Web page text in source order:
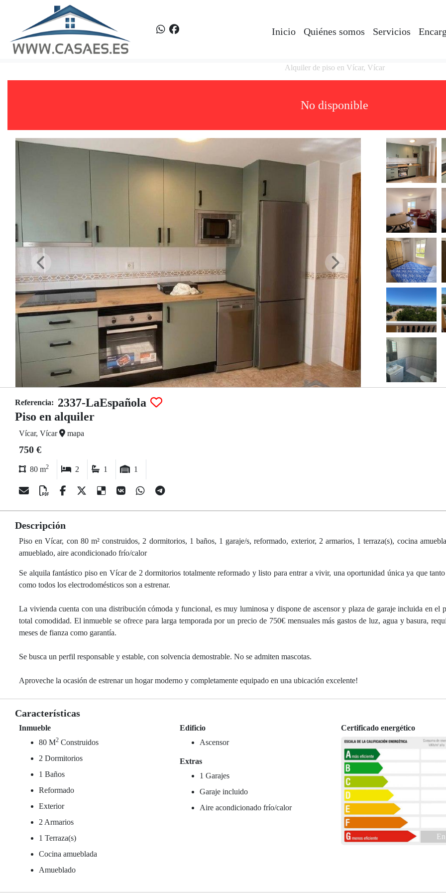
Inicio Quiénes somos Servicios
Alquiler de piso en Vícar, Vícar
No disponible
Referencia: 2337-LaEspañola
Piso en alquiler
Vícar, Vícar mapa
750 €
80 m2 2 1 1
Descripción
Piso en Vícar, con 80 m² construidos, 2 dormitorios, 1 baños, 1 garaje/s, reformado, exterior, 2 armarios, 1 terraza(s), cocina
amueblado, aire acondicionado frío/calor
Se alquila fantástico piso en Vícar de 2 dormitorios totalmente reformado y listo para entrar a vivir, una oportunidad única ya que
como todos los electrodomésticos son a estrenar.
La vivienda cuenta con una distribución cómoda y funcional, es muy luminosa y dispone de ascensor y plaza de garaje incluida en el
total comodidad. El inmueble se ofrece para larga temporada por un precio de 750€ mensuales más gastos de luz, agua y basura,
meses de fianza como garantía.
Se busca un perfil responsable y estable, con solvencia demostrable. No se admiten mascotas.
Aproveche la ocasión de estrenar un hogar moderno y completamente equipado en una ubicación excelente!
Características
Inmueble
80 M2 Construidos
2 Dormitorios
1 Baños
Reformado
Exterior
2 Armarios
1 Terraza(s)
Cocina amueblada
Amueblado
Edificio
Ascensor
Extras
1 Garajes
Garaje incluido
Aire acondicionado frío/calor
Certificado energético